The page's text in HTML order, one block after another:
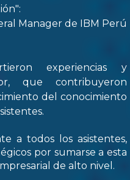
Manager de IBM Perú
experiencias y
que contribuyeron
del conocimiento
a todos los asistentes,
por sumarse a esta
de alto nivel.